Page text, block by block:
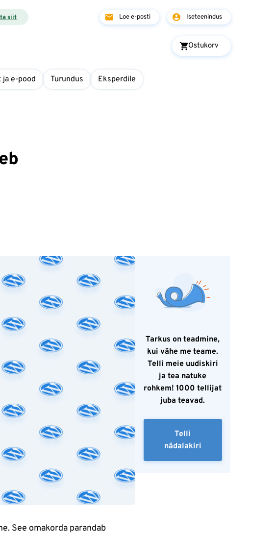
siit Loe e-posti Iseteenindus
Ostukorv
ja e-pood Turundus Eksperdile
See omakorda parandab
Tarkus on teadmine,
kui vähe me teame.
Telli meie uudiskiri
ja tea natuke
rohkem! 1000 tellijat
juba teavad.
Telli
nädalakiri